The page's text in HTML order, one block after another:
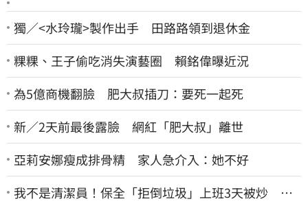
獨／<水玲瓏>製作出手 田路路領到退休金
粿粿、王子偷吃消失演藝圈 賴銘偉曝近況
為5億商機翻臉 肥大叔插刀：要死一起死
新／2天前最後露臉 網紅「肥大叔」離世
亞莉安娜瘦成排骨精 家人急介入：她不好
我不是清潔員！保全「拒倒垃圾」上班3天被炒 找